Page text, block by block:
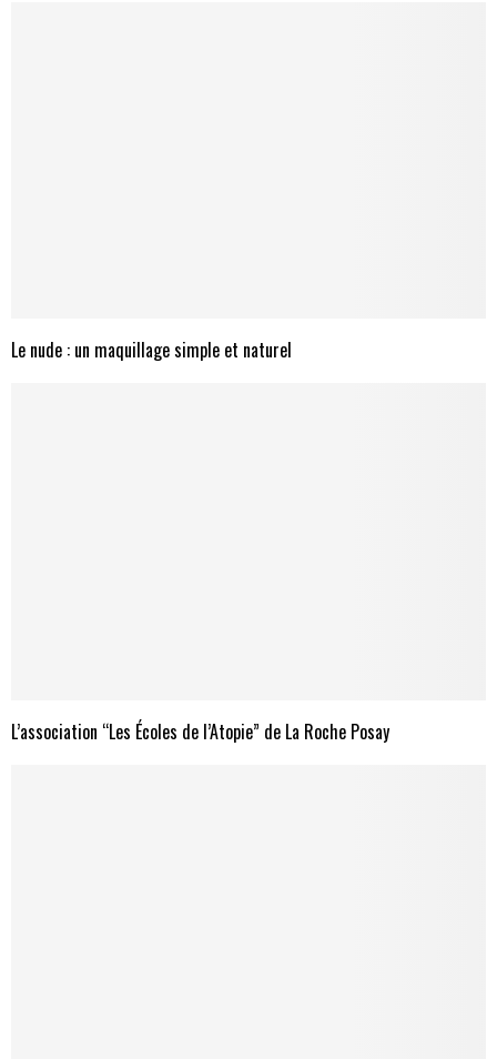
Le nude : un maquillage simple et naturel
L’association “Les Écoles de l’Atopie” de La Roche Posay